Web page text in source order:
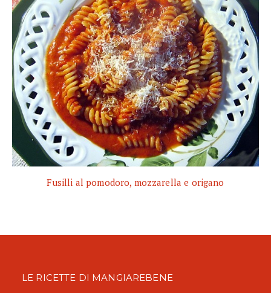
Fusilli al pomodoro, mozzarella e origano
LE RICETTE DI MANGIAREBENE